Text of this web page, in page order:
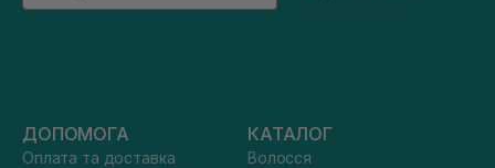
ДОПОМОГА
Оплата та доставка
КАТАЛОГ
Волосся